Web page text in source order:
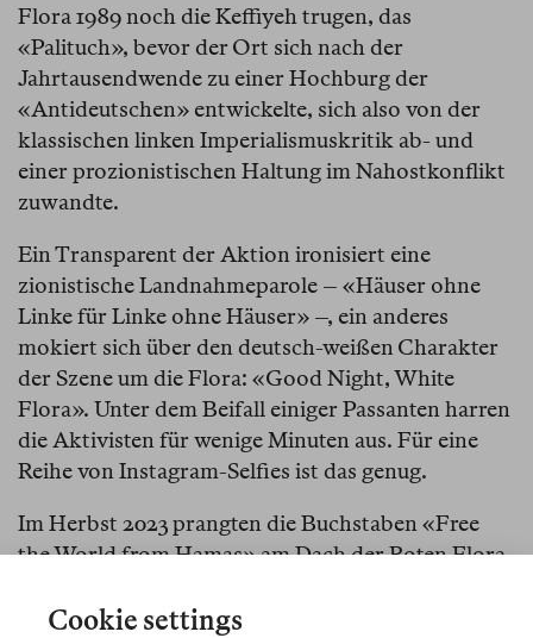
Flora 1989 noch die Keffiyeh trugen, das
«Palituch», bevor der Ort sich nach der
Jahrtausendwende zu einer Hochburg der
«Antideutschen» entwickelte, sich also von der
klassischen linken Imperialismuskritik ab- und
einer prozionistischen Haltung im Nahostkonflikt
zuwandte.
Ein Transparent der Aktion ironisiert eine
zionistische Landnahmeparole – «Häuser ohne
Linke für Linke ohne Häuser» –, ein anderes
mokiert sich über den deutsch-weißen Charakter
der Szene um die Flora: «Good Night, White
Flora». Unter dem Beifall einiger Passanten harren
die Aktivisten für wenige Minuten aus. Für eine
Reihe von Instagram-Selfies ist das genug.
Im Herbst 2023 prangten die Buchstaben «Free
the World from Hamas» am Dach der Roten Flora.
weit mehr als die Organisation, die am 7. Oktober
Cookie settings